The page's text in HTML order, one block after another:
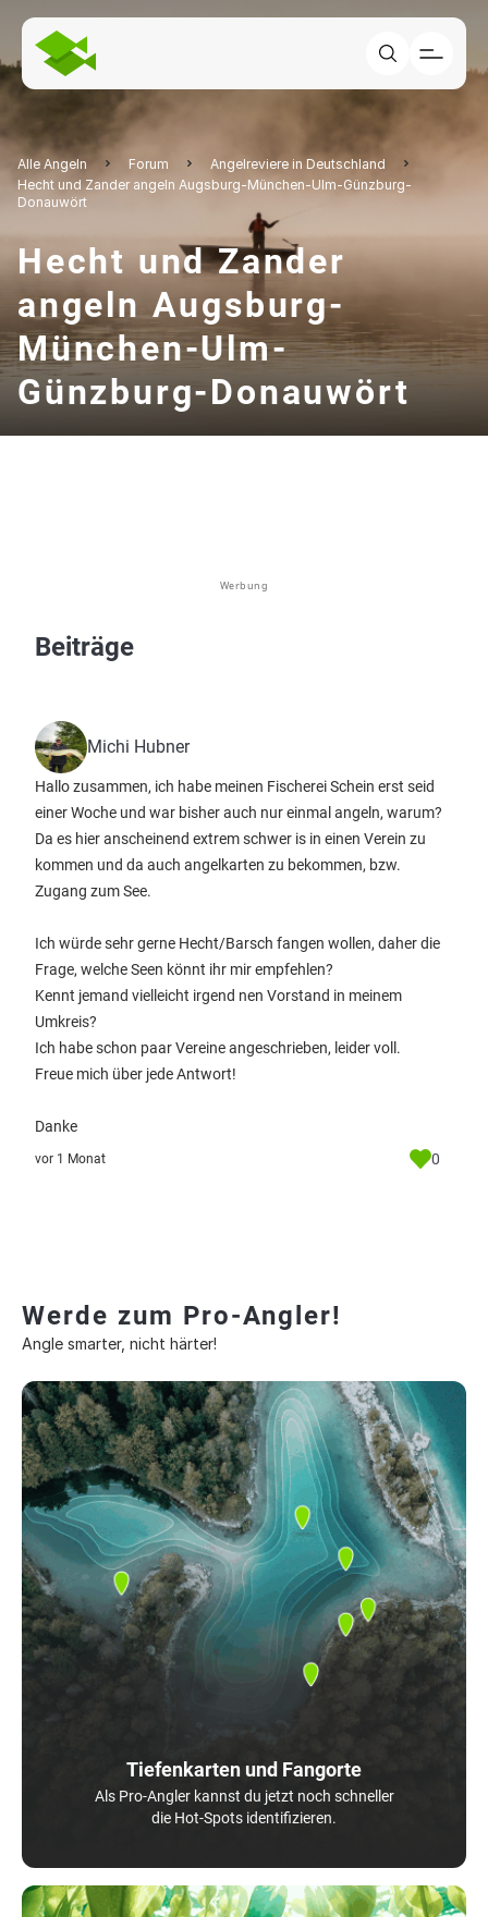
Alle Angeln Forum
Angelreviere in Deutschland
Hecht und Zander angeln Augsburg-München-Ulm-Günzburg-
Donauwört
Hecht und Zander
angeln Augsburg-
München-Ulm-
Günzburg-Donauwört
Werbung
Beiträge
Michi Hubner
Hallo zusammen, ich habe meinen Fischerei Schein erst seid
einer Woche und war bisher auch nur einmal angeln, warum?
Da es hier anscheinend extrem schwer is in einen Verein zu
kommen und da auch angelkarten zu bekommen, bzw.
Zugang zum See.
Ich würde sehr gerne Hecht/Barsch fangen wollen, daher die
Frage, welche Seen könnt ihr mir empfehlen?
Kennt jemand vielleicht irgend nen Vorstand in meinem
Umkreis?
Ich habe schon paar Vereine angeschrieben, leider voll.
Freue mich über jede Antwort!
Danke
vor 1 Monat 0
Werde zum Pro-Angler!
Angle smarter, nicht härter!
Tiefenkarten und Fangorte
Als Pro-Angler kannst du jetzt noch schneller
die Hot-Spots identifizieren.